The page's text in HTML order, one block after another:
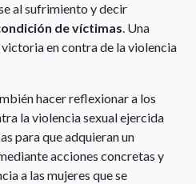
al sufrimiento y decir
de víctimas. Una
en contra de la violencia
hacer reflexionar a los
la violencia sexual ejercida
para que adquieran un
acciones concretas y
a las mujeres que se